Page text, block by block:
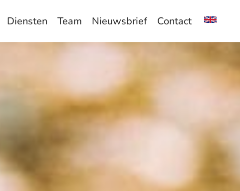
Diensten Team Nieuwsbrief Contact